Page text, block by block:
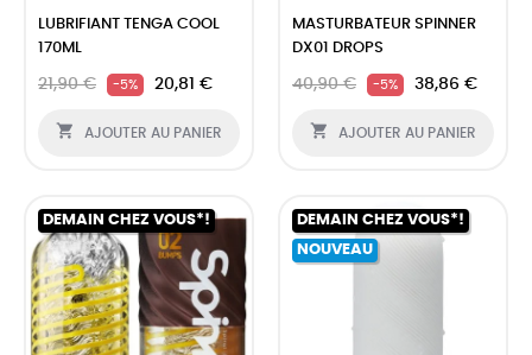
LUBRIFIANT TENGA COOL
170ML
21,90 € -5% 20,81 €
 AJOUTER AU PANIER
MASTURBATEUR SPINNER
DX01 DROPS
40,90 € -5% 38,86 €
 AJOUTER AU PANIER
DEMAIN CHEZ VOUS*!
DEMAIN CHEZ VOUS*!
NOUVEAU